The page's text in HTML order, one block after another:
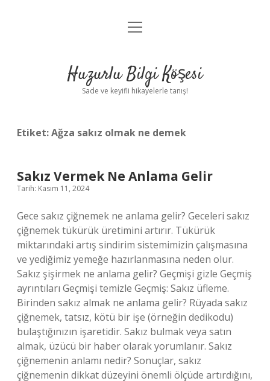
Anasayfa
Yasal Uyarı
menüyü
Huzurlu Bilgi Köşesi
Sade ve keyifli hikayelerle tanış!
Etiket:Ağza sakız olmak ne demek
Sakız Vermek Ne Anlama Gelir
Tarih: Kasım 11, 2024
Gece sakız çiğnemek ne anlama gelir? Geceleri sakız
çiğnemek tükürük üretimini artırır. Tükürük
miktarındaki artış sindirim sistemimizin çalışmasına
ve yediğimiz yemeğe hazırlanmasına neden olur.
Sakız şişirmek ne anlama gelir? Geçmişi gizle Geçmiş
ayrıntıları Geçmişi temizle Geçmiş: Sakız üfleme.
Birinden sakız almak ne anlama gelir? Rüyada sakız
çiğnemek, tatsız, kötü bir işe (örneğin dedikodu)
bulaştığınızın işaretidir. Sakız bulmak veya satın
almak, üzücü bir haber olarak yorumlanır. Sakız
çiğnemenin anlamı nedir? Sonuçlar, sakız
çiğnemenin dikkat düzeyini önemli ölçüde artırdığını,